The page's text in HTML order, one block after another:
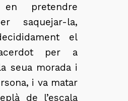
en pretendre
saquejar-la,
el
per a
seua morada i
i va matar
de l’escala